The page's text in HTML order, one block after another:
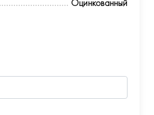
Оцинкованный